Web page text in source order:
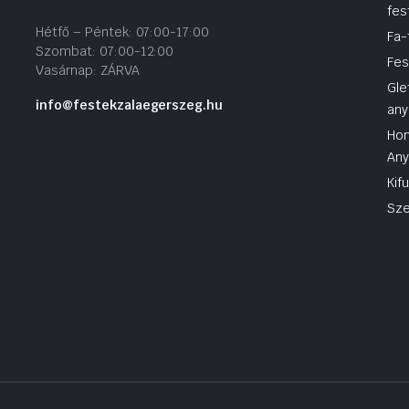
Hétfő – Péntek: 07:00-17:00
Szombat: 07:00-12:00
Vasárnap: ZÁRVA
info@festekzalaegerszeg.hu